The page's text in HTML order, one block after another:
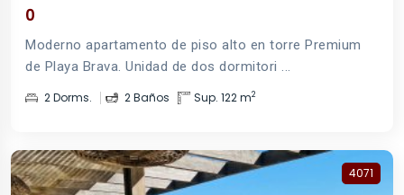
0
Moderno apartamento de piso alto en torre Premium
de Playa Brava. Unidad de dos dormitori ...
2 Dorms. 2 Baños Sup. 122 m2
4071